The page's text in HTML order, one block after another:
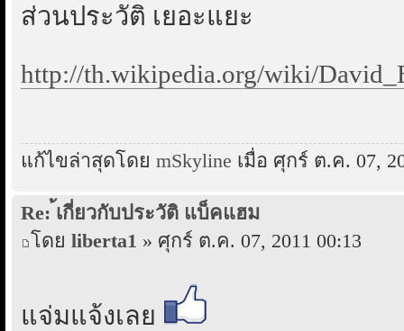
ส่วนประวัติ เยอะแยะ
http://th.wikipedia.org/wiki/
แก้ไขล่าสุดโดย mSkyline เมื่อ ศุกร์ ต.ค. 07,
Re: ้เกี่ยวกับประวัติ แบ็คแฮม
โดย liberta1 » ศุกร์ ต.ค. 07, 2011 00:13
แจ่มแจ้งเลย